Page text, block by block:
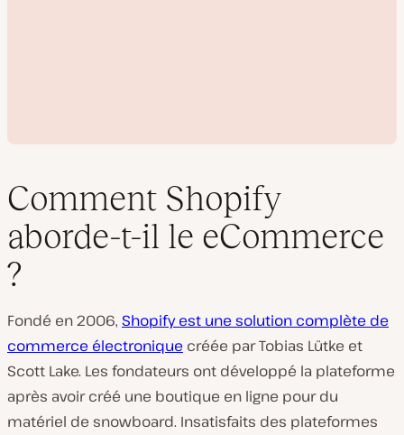
a
v
i
d
o
Comment Shopify
aborde-t-il le eCommerce
?
Fondé en 2006, Shopify est une solution complète de
commerce électronique créée par Tobias Lütke et
Scott Lake. Les fondateurs ont développé la plateforme
après avoir créé une boutique en ligne pour du
matériel de snowboard. Insatisfaits des plateformes